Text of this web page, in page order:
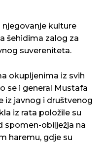
njegovanje kulture
šehidima zalog za
suvereniteta.
okupljenima iz svih
se i general Mustafa
iz javnog i društvenog
iz rata položile su
spomen-obilježja na
haremu, gdje su